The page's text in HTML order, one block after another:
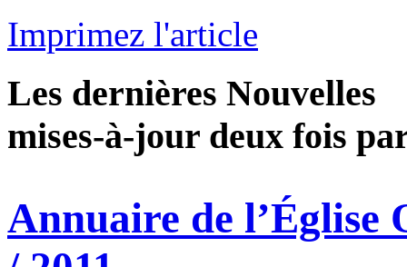
Imprimez l'article
Les dernières Nouvelles
mises-à-jour deux fois
Annuaire de l’Église